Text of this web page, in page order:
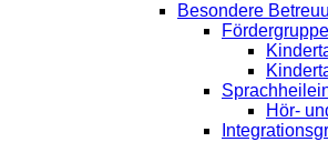
Besondere
Hör-